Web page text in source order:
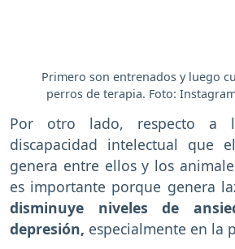
Primero son entrenados y luego
perros de terapia. Foto:
Por otro lado, respecto a
discapacidad intelectual que
genera entre ellos y los
es importante porque genera
disminuye niveles de
depresión, especialmente en la